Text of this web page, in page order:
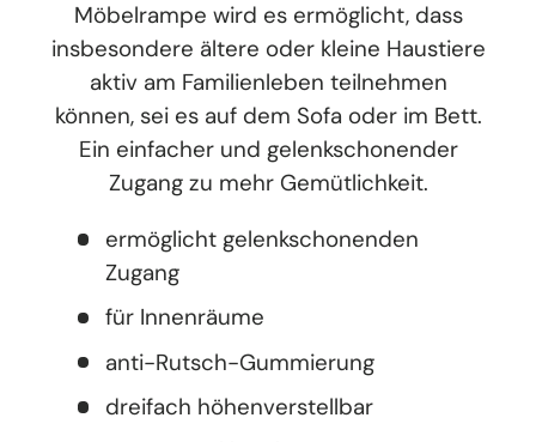
Möbelrampe wird es ermöglicht, dass
insbesondere ältere oder kleine Haustiere
aktiv am Familienleben teilnehmen
können, sei es auf dem Sofa oder im Bett.
Ein einfacher und gelenkschonender
Zugang zu mehr Gemütlichkeit.
ermöglicht gelenkschonenden
Zugang
für Innenräume
anti-Rutsch-Gummierung
dreifach höhenverstellbar